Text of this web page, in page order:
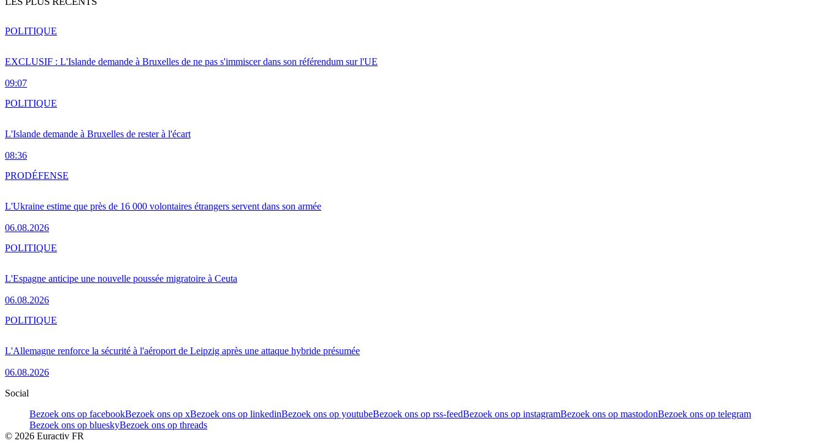
EXCLUSIF : L'Islande demande à Bruxelles de ne pas s'immiscer dans son référendum sur l'UE
09:07
POLITIQUE
L'Islande demande à Bruxelles de rester à l'écart
08:36
POLITIQUE
L'Ukraine estime que près de 16 000 volontaires étrangers servent dans son armée
06.08.2026
PRODÉFENSE
L'Espagne anticipe une nouvelle poussée migratoire à Ceuta
06.08.2026
POLITIQUE
L'Allemagne renforce la sécurité à l'aéroport de Leipzig après une attaque hybride présumée
06.08.2026
POLITIQUE
Social
Bezoek ons op facebookBezoek ons op xBezoek ons op linkedinBezoek ons op youtubeBezoek ons op rss-feedBezoek ons op instagramBezoek ons op mastodonBezoek ons op telegram
Bezoek ons op blueskyBezoek ons op threads
© 2026 Euractiv FR